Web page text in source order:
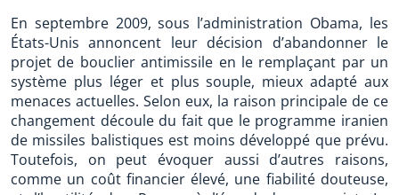
En septembre 2009, sous l’administration Obama, les
États-Unis annoncent leur décision d’abandonner le
projet de bouclier antimissile en le remplaçant par un
système plus léger et plus souple, mieux adapté aux
menaces actuelles. Selon eux, la raison principale de ce
changement découle du fait que le programme iranien
de missiles balistiques est moins développé que prévu.
Toutefois, on peut évoquer aussi d’autres raisons,
comme un coût financier élevé, une fiabilité douteuse,